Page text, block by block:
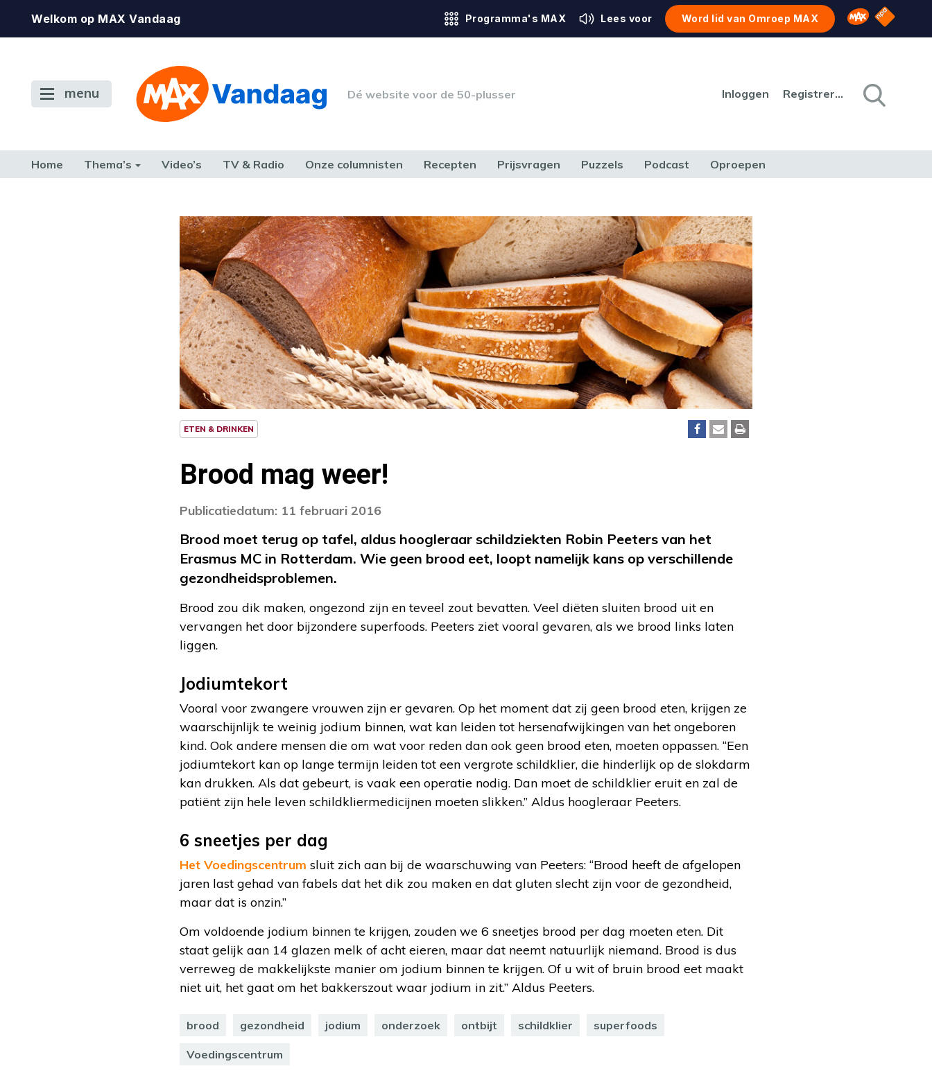
Welkom op MAX Vandaag Programma's MAX Lees voor Word lid van Omroep MAX Omroep MAX
NPO
menu Dé website voor de 50-plusser Inloggen Registreren
Home Thema’s Video’s TV & Radio Onze columnisten Recepten Prijsvragen Puzzels Podcast Oproepen
ETEN & DRINKEN
Brood mag weer!
Publicatiedatum: 11 februari 2016
Brood moet terug op tafel, aldus hoogleraar schildziekten Robin Peeters van het
Erasmus MC in Rotterdam. Wie geen brood eet, loopt namelijk kans op verschillende
gezondheidsproblemen.
Brood zou dik maken, ongezond zijn en teveel zout bevatten. Veel diëten sluiten brood uit en
vervangen het door bijzondere superfoods. Peeters ziet vooral gevaren, als we brood links laten
liggen.
Jodiumtekort
Vooral voor zwangere vrouwen zijn er gevaren. Op het moment dat zij geen brood eten, krijgen ze
waarschijnlijk te weinig jodium binnen, wat kan leiden tot hersenafwijkingen van het ongeboren
kind. Ook andere mensen die om wat voor reden dan ook geen brood eten, moeten oppassen. “Een
jodiumtekort kan op lange termijn leiden tot een vergrote schildklier, die hinderlijk op de slokdarm
kan drukken. Als dat gebeurt, is vaak een operatie nodig. Dan moet de schildklier eruit en zal de
patiënt zijn hele leven schildkliermedicijnen moeten slikken.” Aldus hoogleraar Peeters.
6 sneetjes per dag
Het Voedingscentrum sluit zich aan bij de waarschuwing van Peeters: “Brood heeft de afgelopen
jaren last gehad van fabels dat het dik zou maken en dat gluten slecht zijn voor de gezondheid,
maar dat is onzin.”
Om voldoende jodium binnen te krijgen, zouden we 6 sneetjes brood per dag moeten eten. Dit
staat gelijk aan 14 glazen melk of acht eieren, maar dat neemt natuurlijk niemand. Brood is dus
verreweg de makkelijkste manier om jodium binnen te krijgen. Of u wit of bruin brood eet maakt
niet uit, het gaat om het bakkerszout waar jodium in zit.” Aldus Peeters.
brood gezondheid jodium onderzoek ontbijt schildklier superfoods
Voedingscentrum